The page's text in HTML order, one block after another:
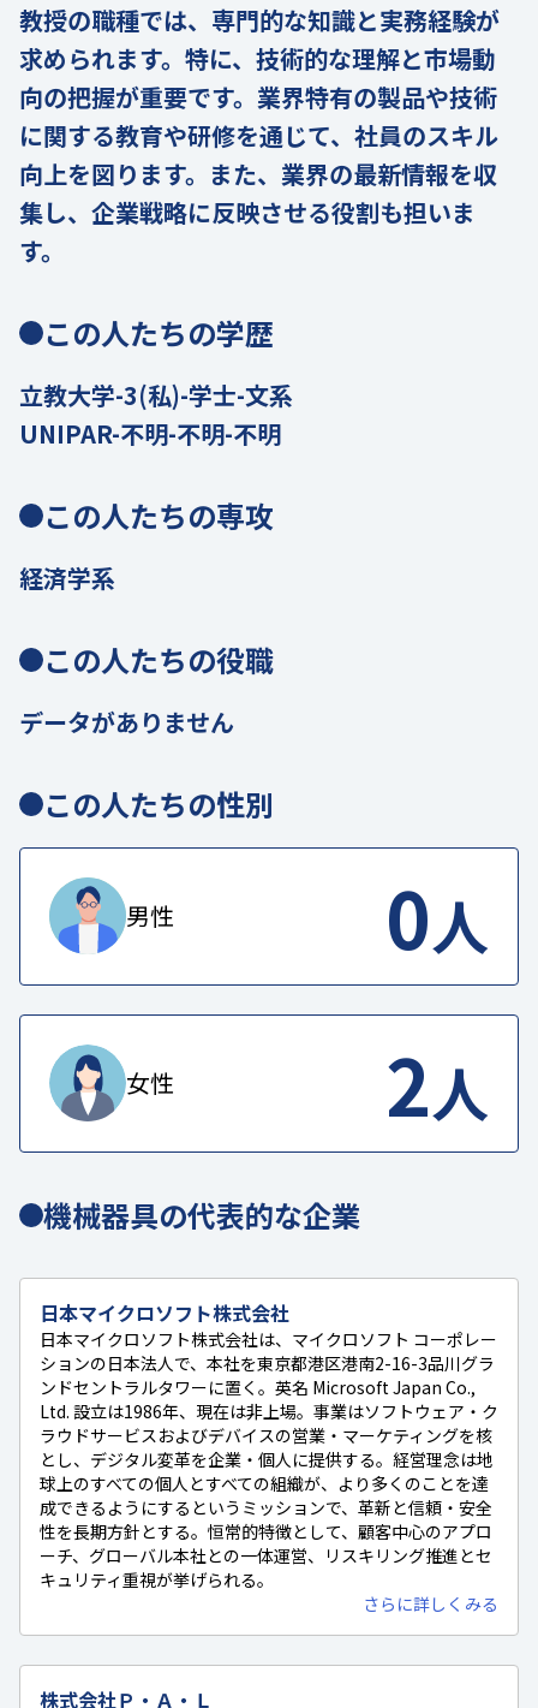
教授の職種では、専門的な知識と実務経験が
求められます。特に、技術的な理解と市場動
向の把握が重要です。業界特有の製品や技術
に関する教育や研修を通じて、社員のスキル
向上を図ります。また、業界の最新情報を収
集し、企業戦略に反映させる役割も担いま
す。
この人たちの学歴
立教大学-3(私)-学士-文系
UNIPAR-不明-不明-不明
この人たちの専攻
経済学系
この人たちの役職
データがありません
この人たちの性別
男性 0人
女性 2人
機械器具の代表的な企業
日本マイクロソフト株式会社
日本マイクロソフト株式会社は、マイクロソフト コーポレー
ションの日本法人で、本社を東京都港区港南2-16-3品川グラ
ンドセントラルタワーに置く。英名 Microsoft Japan Co.,
Ltd. 設立は1986年、現在は非上場。事業はソフトウェア・ク
ラウドサービスおよびデバイスの営業・マーケティングを核
とし、デジタル変革を企業・個人に提供する。経営理念は地
球上のすべての個人とすべての組織が、より多くのことを達
成できるようにするというミッションで、革新と信頼・安全
性を長期方針とする。恒常的特徴として、顧客中心のアプロ
ーチ、グローバル本社との一体運営、リスキリング推進とセ
キュリティ重視が挙げられる。
さらに詳しくみる
株式会社Ｐ・Ａ・Ｌ